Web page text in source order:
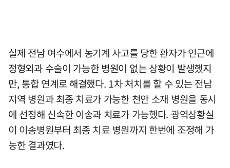
실제 전남 여수에서 농기계 사고를 당한 환자가 인근에
정형외과 수술이 가능한 병원이 없는 상황이 발생했지
만, 통합 연계로 해결했다. 1차 처치를 할 수 있는 전남
지역 병원과 최종 치료가 가능한 천안 소재 병원을 동시
에 선정해 신속한 이송과 치료가 가능했다. 광역상황실
이 이송병원부터 최종 치료 병원까지 한번에 조정해 가
능한 결과였다.